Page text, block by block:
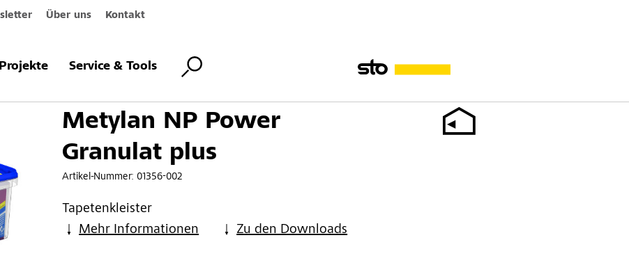
Über uns Kontakt
Projekte Service & Tools
Granulat plus
Metylan NP Power
Granulat plus
Artikel-Nummer: 01356-002
Tapetenkleister
Mehr Informationen
Zu den Downloads